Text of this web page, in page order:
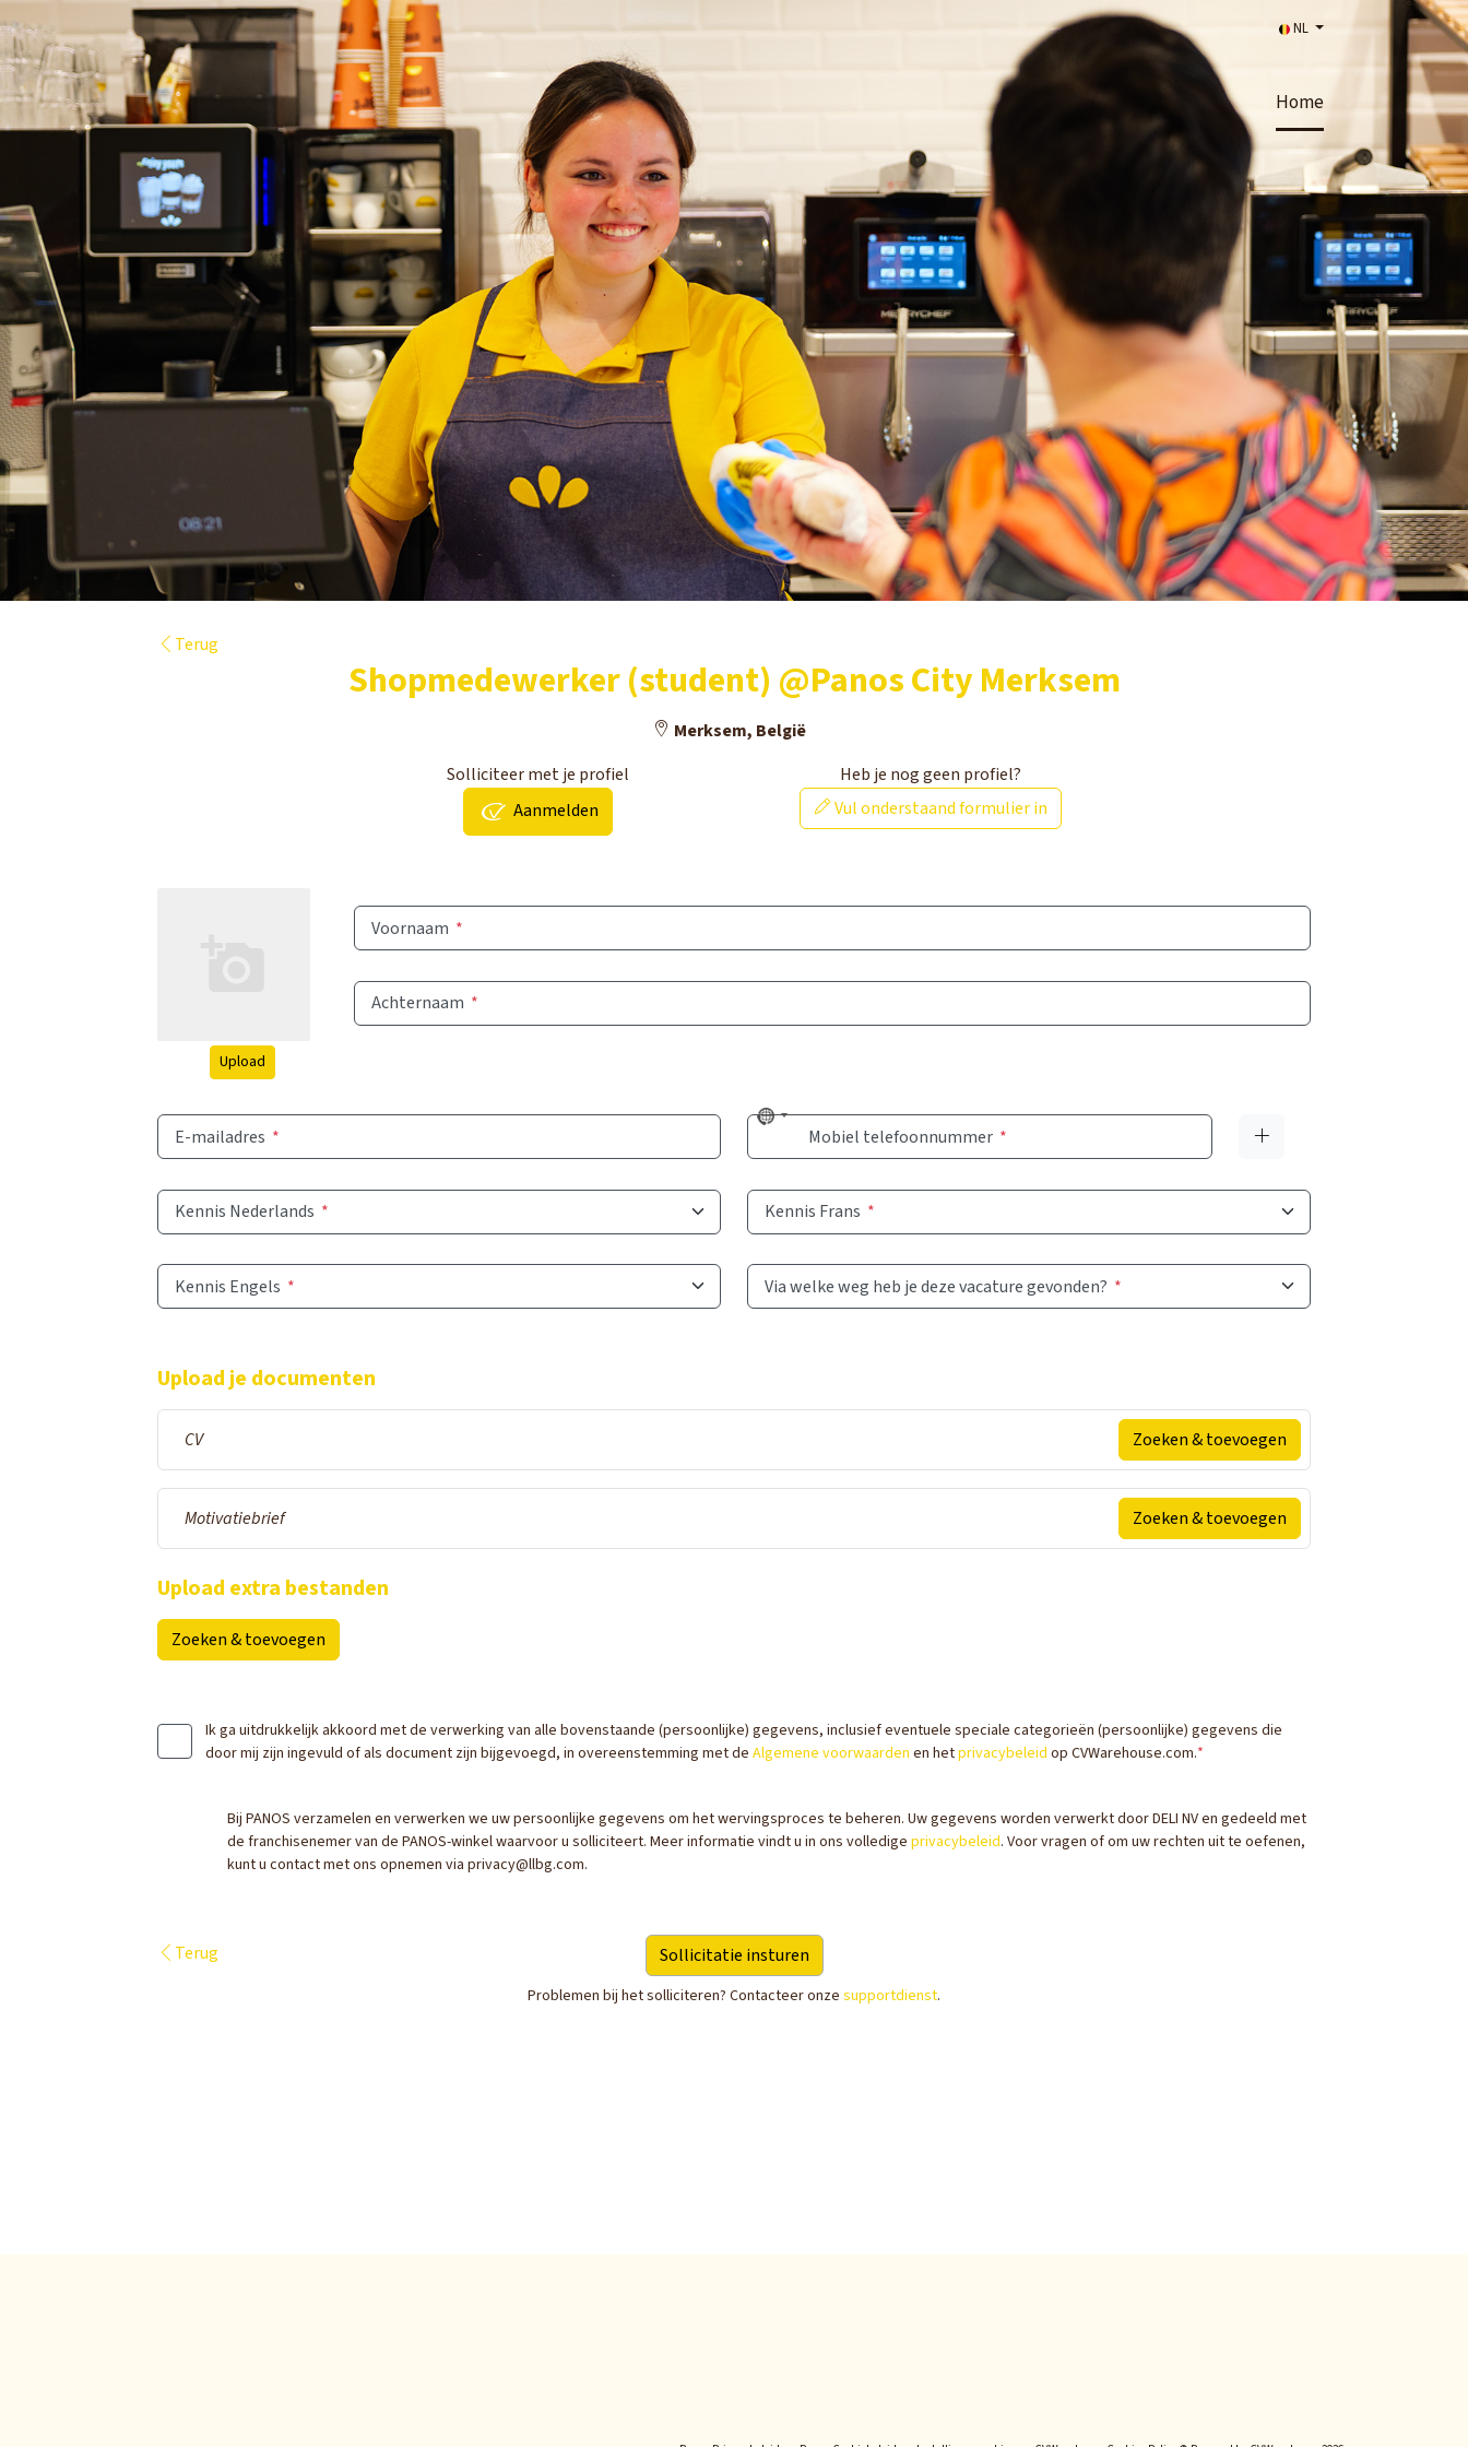
NL
Home
Terug
Shopmedewerker (student) @Panos City Merksem
Merksem, België
Solliciteer met je profiel
Aanmelden
Heb je nog geen profiel?
Vul onderstaand formulier in
Upload
Voornaam *
Achternaam *
E-mailadres *
No
countryMobiel telefoonnummer *
Kennis Nederlands * Kennis Frans *
Kennis Engels * Via welke weg heb je deze vacature gevonden? *
Upload je documenten
CV Zoeken & toevoegen
Motivatiebrief Zoeken & toevoegen
Upload extra bestanden
Zoeken & toevoegen
Ik ga uitdrukkelijk akkoord met de verwerking van alle bovenstaande (persoonlijke) gegevens, inclusief eventuele speciale categorieën (persoonlijke) gegevens die
door mij zijn ingevuld of als document zijn bijgevoegd, in overeenstemming met de Algemene voorwaarden en hetprivacybeleid op CVWarehouse.com.*
Bij PANOS verzamelen en verwerken we uw persoonlijke gegevens om het wervingsproces te beheren. Uw gegevens worden verwerkt door DELI NV en gedeeld met
de franchisenemer van de PANOS-winkel waarvoor u solliciteert. Meer informatie vindt u in ons volledige privacybeleid. Voor vragen of om uw rechten uit te oefenen,
kunt u contact met ons opnemen via privacy@llbg.com.
Terug
Problemen bij het solliciteren? Contacteer onze supportdienst.